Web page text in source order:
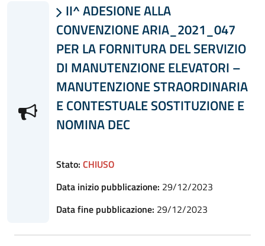
 II^ ADESIONE ALLA
CONVENZIONE ARIA_2021_047
PER LA FORNITURA DEL SERVIZIO
DI MANUTENZIONE ELEVATORI –
MANUTENZIONE STRAORDINARIA
E CONTESTUALE SOSTITUZIONE E
NOMINA DEC
Stato: CHIUSO
Data inizio pubblicazione: 29/12/2023
Data fine pubblicazione: 29/12/2023